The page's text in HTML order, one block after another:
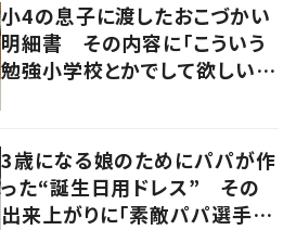
小4の息子に渡したおこづかい
明細書 その内容に「こういう
勉強小学校とかでして欲しい」
3歳になる娘のためにパパが作
った“誕生日用ドレス” その
出来上がりに「素敵パパ選手権